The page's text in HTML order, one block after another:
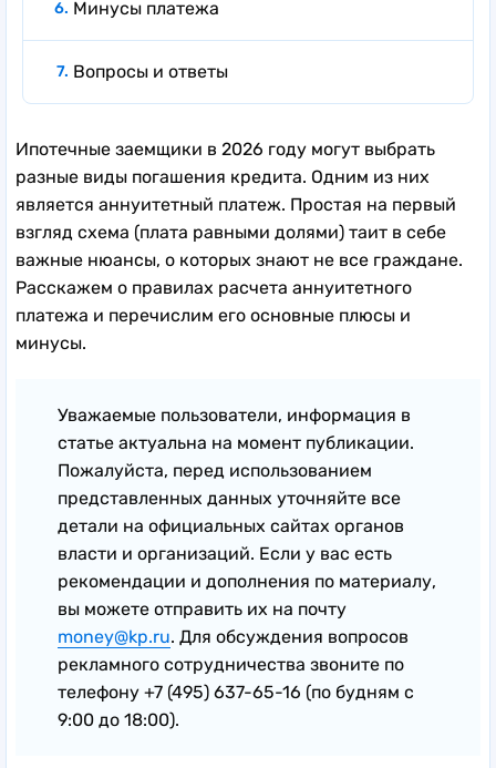
Минусы платежа
Вопросы и ответы
Ипотечные заемщики в 2026 году могут выбрать
разные виды погашения кредита. Одним из них
является аннуитетный платеж. Простая на первый
взгляд схема (плата равными долями) таит в себе
важные нюансы, о которых знают не все граждане.
Расскажем о правилах расчета аннуитетного
платежа и перечислим его основные плюсы и
минусы.
Уважаемые пользователи, информация в
статье актуальна на момент публикации.
Пожалуйста, перед использованием
представленных данных уточняйте все
детали на официальных сайтах органов
власти и организаций. Если у вас есть
рекомендации и дополнения по материалу,
вы можете отправить их на почту
money@kp.ru. Для обсуждения вопросов
рекламного сотрудничества звоните по
телефону +7 (495) 637-65-16 (по будням с
9:00 до 18:00).